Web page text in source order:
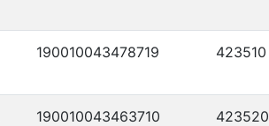
190010043478719 423510
190010043463710 423520